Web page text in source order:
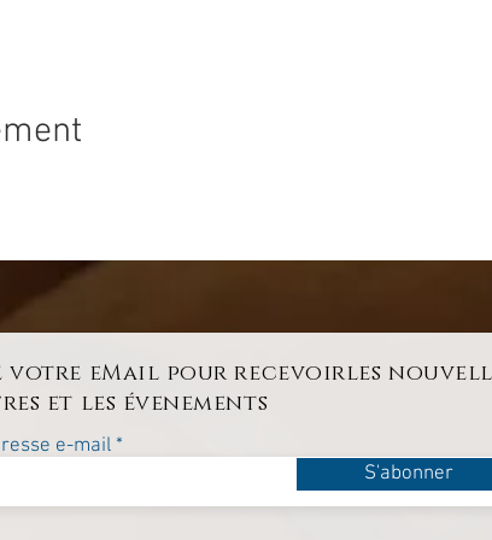
votre eMail pour recevoirles
et les évenements
e-mail
S'abonner